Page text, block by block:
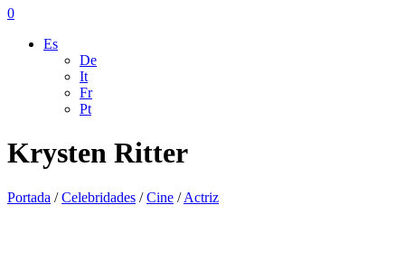
0
Es
De
It
Fr
Pt
Krysten Ritter
Portada /Celebridades /Cine /Actriz